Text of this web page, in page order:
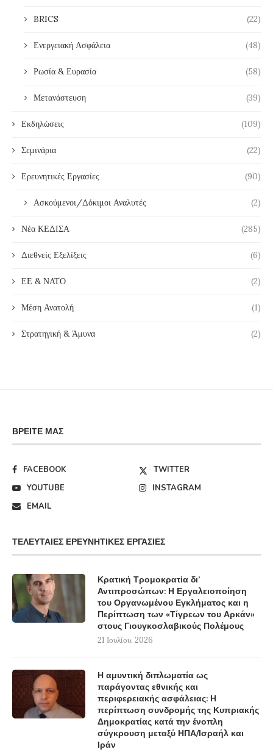
BRICS (22)
Ενεργειακή Ασφάλεια (48)
Ρωσία & Ευρασία (58)
Μετανάστευση (39)
Εκδηλώσεις (109)
Σεμινάρια (22)
Ερευνητικές Εργασίες (90)
Ασκούμενοι/Δόκιμοι Αναλυτές (2)
Νέα ΚΕΔΙΣΑ (285)
Διεθνείς Εξελίξεις (6)
ΕΕ & ΝΑΤΟ (2)
Μέση Ανατολή (1)
Στρατηγική & Άμυνα (2)
ΒΡΕΊΤΕ ΜΑΣ
FACEBOOK
TWITTER
YOUTUBE
INSTAGRAM
EMAIL
ΤΕΛΕΥΤΑΊΕΣ ΕΡΕΥΝΗΤΙΚΈΣ ΕΡΓΑΣΊΕΣ
Κρατική Τρομοκρατία δι’
Αντιπροσώπων: Η Εργαλειοποίηση
του Οργανωμένου Εγκλήματος και η
Περίπτωση των «Τίγρεων του Αρκάν»
στους Γιουγκοσλαβικούς Πολέμους
21 Ιουλίου, 2026
Η αμυντική διπλωματία ως
παράγοντας εθνικής και
περιφερειακής ασφάλειας: Η
περίπτωση συνδρομής της Κυπριακής
Δημοκρατίας κατά την ένοπλη
σύγκρουση μεταξύ ΗΠΑ/Ισραήλ και
Ιράν